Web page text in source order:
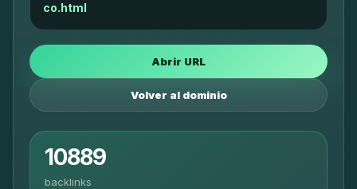
co.html
Abrir URL
Volver al dominio
10889
backlinks